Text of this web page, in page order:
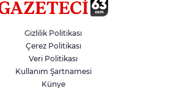
Hikmet Başak’tan Ulaşım Çalışması
Atatürk Bulvarında Asfalt Yenileniyor
Gizlilik Politikası
Çerez Politikası
Veri Politikası
Kullanım Şartnamesi
Künye